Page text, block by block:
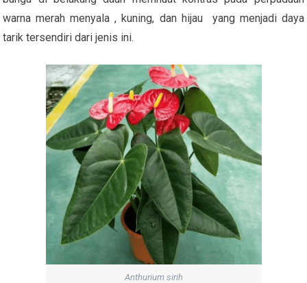
warna merah menyala , kuning, dan hijau yang menjadi daya
tarik tersendiri dari jenis ini.
Anthurium sirih